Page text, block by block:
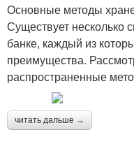
Основные методы
Существует несколько
банке, каждый из
преимущества.
распространенные
читать дальше →